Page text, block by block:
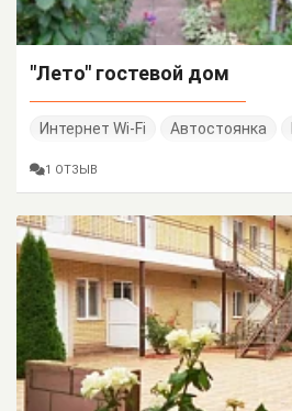
"Лето" гостевой дом
Интернет Wi-Fi Автостоянка
1 ОТЗЫВ